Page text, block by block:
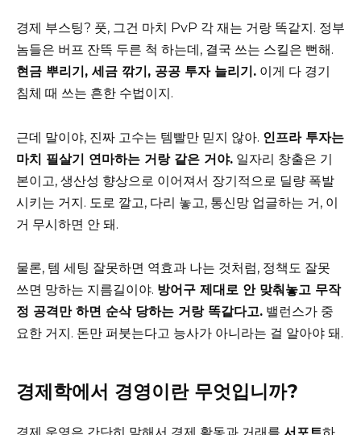
경제 부스팅? 풋, 그건 마치 PvP 각 재는 거랑 똑같지. 정부
놈들은 버프 잔뜩 두른 척 하는데, 결국 쓰는 스킬은 뻔해.
현금 뿌리기, 세금 깎기, 공공 투자 늘리기. 이게 다 경기
침체 때 쓰는 흔한 수법이지.
근데 말이야, 진짜 고수는 템빨만 믿지 않아. 인프라 투자는
마치 필살기 연마하는 거랑 같은 거야. 일자리 창출은 기
본이고, 생산성 향상으로 이어져서 장기적으로 딜량 폭발
시키는 거지. 도로 깔고, 다리 놓고, 통신망 업글하는 거, 이
거 무시하면 안 돼.
물론, 템 세팅 잘못하면 역효과 나는 것처럼, 정책도 잘못
쓰면 망하는 지름길이야. 방어구 제대로 안 맞춰놓고 무작
정 공격만 하면 순삭 당하는 거랑 똑같다고. 밸런스가 중
요한 거지. 돈만 퍼붓는다고 능사가 아니라는 걸 알아야 돼.
경제학에서 경영이란 무엇입니까?